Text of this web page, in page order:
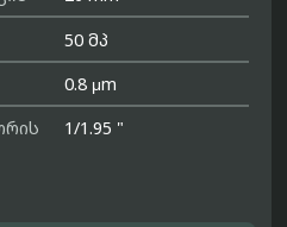
50 მპ
0.8 μm
1/1.95 "